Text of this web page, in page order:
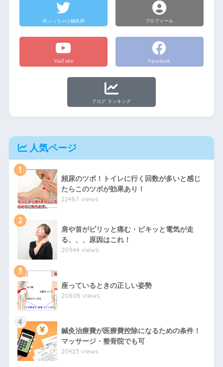
@ぶっちゃけ鍼灸師 プロフィール
YouTube Facebook
ブログ ランキング
人気ページ
1
頻尿のツボ！トイレに行く回数が多いと感じ
たらこのツボが効果あり！
22487 views
2
肩や首がピリッと痛む・ピキッと電気が走
る、、、原因はこれ！
20944 views
3
座っているときの正しい姿勢
20808 views
4
鍼灸治療費が医療費控除になるための条件！
マッサージ・整骨院でも可
20423 views